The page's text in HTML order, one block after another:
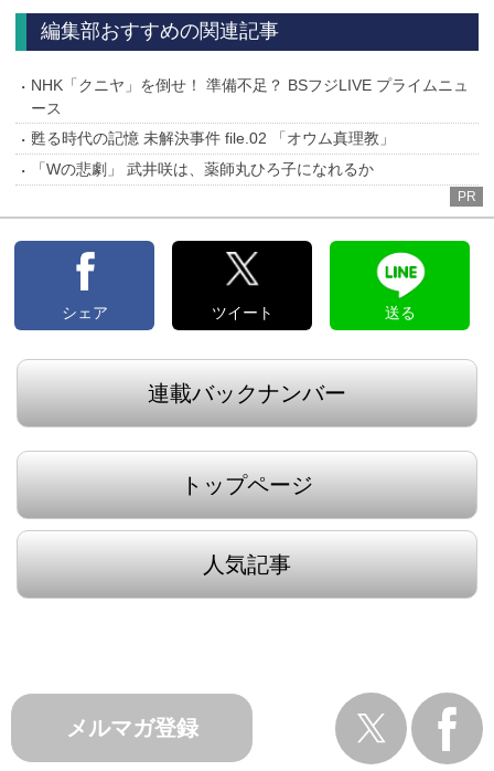
へ
へ
編集部おすすめの関連記事
NHK「クニヤ」を倒せ！ 準備不足？ BSフジLIVE プライムニュ
ース
甦る時代の記憶 未解決事件 file.02 「オウム真理教」
「Wの悲劇」 武井咲は、薬師丸ひろ子になれるか
PR
シェア ツイート 送る
連載バックナンバー
トップページ
人気記事
メルマガ登録